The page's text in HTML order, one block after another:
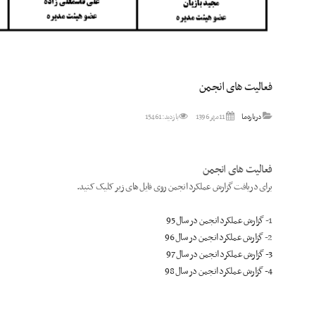
فعالیت های انجمن
درباره ما 11 مهر 1396 بازدید: 15461
فعالیت های انجمن
برای دریافت گزارش عملکرد انجمن روی فایل های زیر کلیک کنید.
1- گزارش عملکرد انجمن در سال 95
2- گزارش عملکرد انجمن در سال 96
3- گزارش عملکرد انجمن در سال 97
4- گزارش عملکرد انجمن در سال 98